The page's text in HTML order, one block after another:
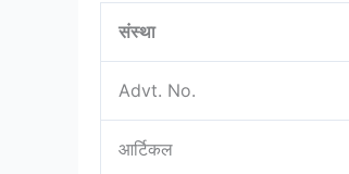
संस्था
Advt. No.
आर्टिकल